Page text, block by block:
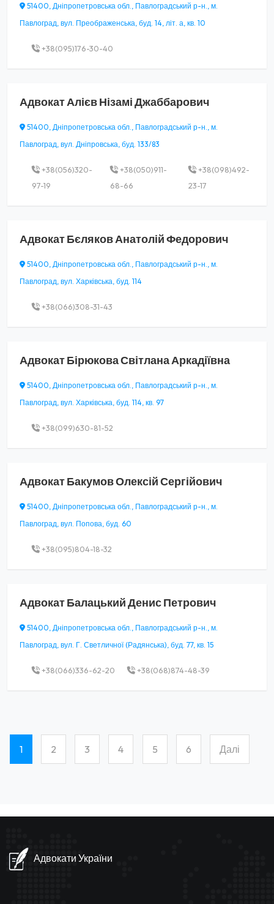
51400, Дніпропетровська обл., Павлоградський р-н., м.
Павлоград, вул. Преображенська, буд. 14, літ. а, кв. 10
+38(095)176-30-40
АдвокатАлієв Нізамі Джаббарович
51400, Дніпропетровська обл., Павлоградський р-н., м.
Павлоград, вул. Дніпровська, буд. 133/83
+38(056)320-
97-19
+38(050)911-
68-66
+38(098)492-
23-17
АдвокатБєляков Анатолій Федорович
51400, Дніпропетровська обл., Павлоградський р-н., м.
Павлоград, вул. Харківська, буд. 114
+38(066)308-31-43
АдвокатБірюкова Світлана Аркадіївна
51400, Дніпропетровська обл., Павлоградський р-н., м.
Павлоград, вул. Харківська, буд. 114, кв. 97
+38(099)630-81-52
АдвокатБакумов Олексій Сергійович
51400, Дніпропетровська обл., Павлоградський р-н., м.
Павлоград, вул. Попова, буд. 60
+38(095)804-18-32
АдвокатБалацький Денис Петрович
51400, Дніпропетровська обл., Павлоградський р-н., м.
Павлоград, вул. Г. Светличної (Радянська), буд. 77, кв. 15
+38(066)336-62-20 +38(068)874-48-39
1
2 3 4 5 6 Далі
Адвокати України